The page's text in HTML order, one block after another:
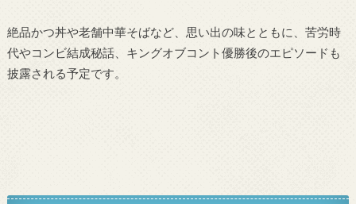
絶品かつ丼や老舗中華そばなど、思い出の味とともに、苦労時
代やコンビ結成秘話、キングオブコント優勝後のエピソードも
披露される予定です。